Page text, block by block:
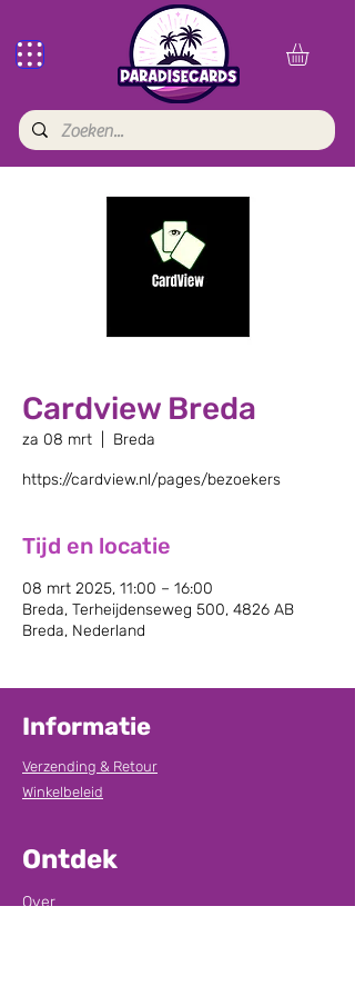
Cardview Breda
za 08 mrt Breda
https://cardview.nl/pages/bezoekers
Tijd en locatie
08 mrt 2025, 11:00 – 16:00
Breda, Terheijdenseweg 500, 4826 AB
Breda, Nederland
Informatie
Verzending & Retour
Winkelbeleid
Ontdek
Over